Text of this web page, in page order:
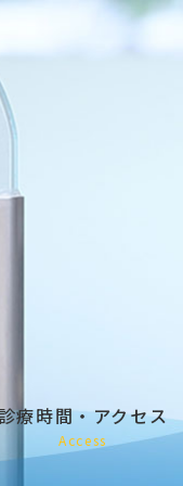
療時間・アクセス
Access